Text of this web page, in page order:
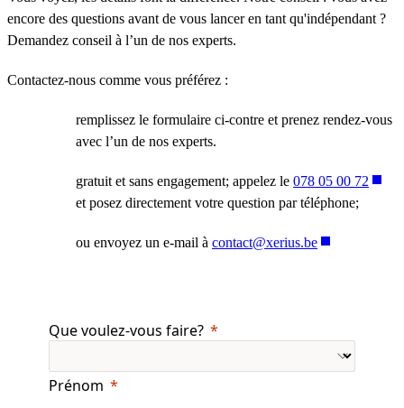
encore des questions avant de vous lancer en tant qu'indépendant ?
Demandez conseil à l’un de nos experts.
Contactez-nous comme vous préférez :
remplissez le formulaire ci-contre et prenez rendez-vous
avec l’un de nos experts.
gratuit et sans engagement; appelez le 078 05 00 72
et posez directement votre question par téléphone;
ou envoyez un e-mail à contact@xerius.be
Que voulez-vous faire?
Prénom